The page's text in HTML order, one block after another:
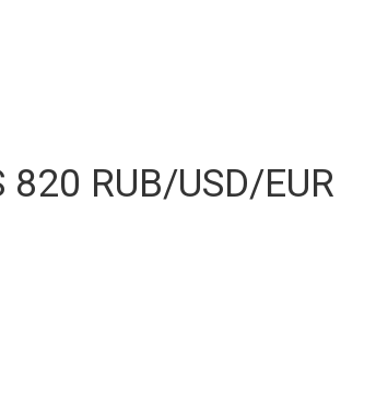
RUB/USD/EUR